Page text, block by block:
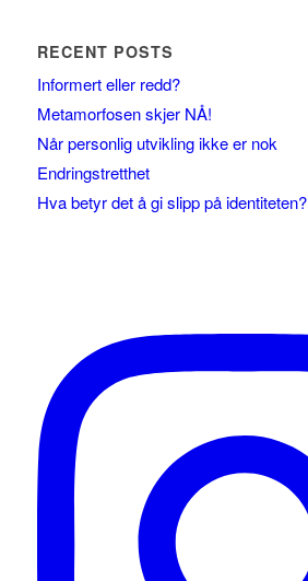
RECENT POSTS
Informert eller redd?
Metamorfosen skjer NÅ!
Når personlig utvikling ikke er nok
Endringstretthet
Hva betyr det å gi slipp på identiteten?